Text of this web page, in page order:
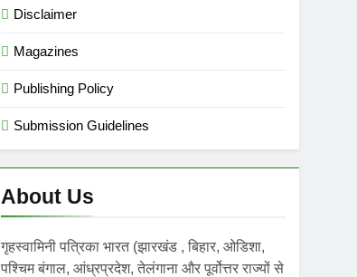
Disclaimer
Magazines
Publishing Policy
Submission Guidelines
About Us
गृहस्वामिनी पत्रिका भारत (झारखंड , बिहार, ओडिशा,
पश्चिम बंगाल, आंध्रप्रदेश, तेलंगाना और पूर्वोत्तर राज्यों से